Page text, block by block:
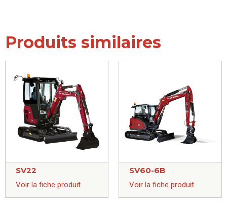
Produits similaires
SV22
Voir la fiche produit
SV60-6B
Voir la fiche produit